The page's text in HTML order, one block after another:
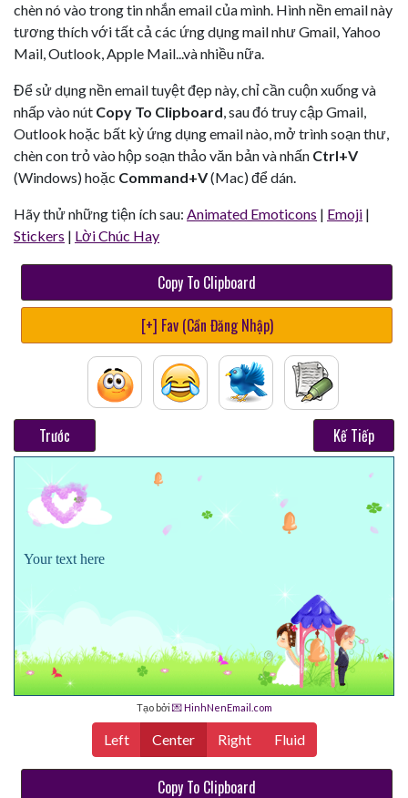
chèn nó vào trong tin nhắn email của mình. Hình nền email này
tương thích với tất cả các ứng dụng mail như Gmail, Yahoo
Mail, Outlook, Apple Mail...và nhiều nữa.
Để sử dụng nền email tuyệt đẹp này, chỉ cần cuộn xuống và
nhấp vào nút Copy To Clipboard, sau đó truy cập Gmail,
Outlook hoặc bất kỳ ứng dụng email nào, mở trình soạn thư,
chèn con trỏ vào hộp soạn thảo văn bản và nhấn Ctrl+V
(Windows) hoặc Command+V(Mac) để dán.
Hãy thử những tiện ích sau: Animated Emoticons | Emoji |
Stickers | Lời Chúc Hay
Copy To Clipboard
[+] Fav (Cần Đăng Nhập)
Trước Kế Tiếp
Your text here
Tạo bởi 💌 HinhNenEmail.com
Left Center Right Fluid
Copy To Clipboard